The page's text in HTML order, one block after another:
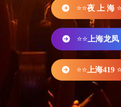
⭐⭐夜 上 海
⭐⭐ 上海龙凤
⭐⭐ 上海419